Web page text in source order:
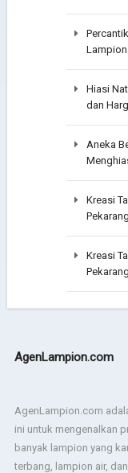
Hiasi
dan
Aneka
Kreasi
Kreasi
AgenLampion.com
AgenLampion.com
ini untuk mengenalkan
banyak lampion yang
terbang, lampion air,